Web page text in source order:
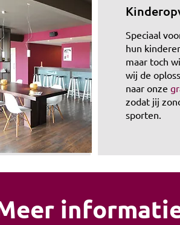
Speciaal
hun
maar toch
wij de
naar onze
zodat jij
sporten.